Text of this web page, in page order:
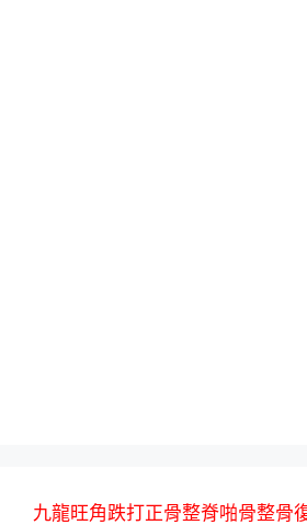
九龍旺角跌打正骨整脊啪骨整骨